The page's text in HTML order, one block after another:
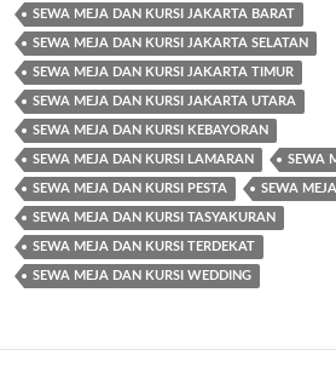
SEWA MEJA DAN KURSI JAKARTA BARAT
SEWA MEJA DAN KURSI JAKARTA SELATAN
SEWA MEJA DAN KURSI JAKARTA TIMUR
SEWA MEJA DAN KURSI JAKARTA UTARA
SEWA MEJA DAN KURSI KEBAYORAN
SEWA MEJA DAN KURSI LAMARAN SEWA
SEWA MEJA DAN KURSI PESTA SEWA
SEWA MEJA DAN KURSI TASYAKURAN
SEWA MEJA DAN KURSI TERDEKAT
SEWA MEJA DAN KURSI WEDDING